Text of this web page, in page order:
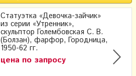
Статуэтка «Девочка-зайчик»
из серии «Утренник»,
скульптор Голембовская С. В.
(Болзан), фарфор, Городница,
1950-62 гг.
цена по запросу